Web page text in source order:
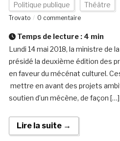
Politique publique Théâtre
Trovato
0 commentaire
Temps de lecture : 4 min
Lundi 14 mai 2018, la ministre de
présidé la deuxième édition des
en faveur du mécénat culturel.
mettre en avant des projets
soutien d’un mécène, de façon […]
Lire la suite →